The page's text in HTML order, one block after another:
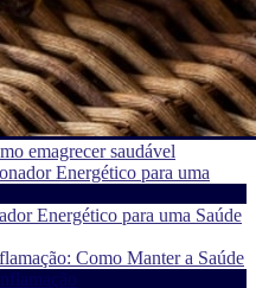
emagrecer saudável
Energético para uma Saúde